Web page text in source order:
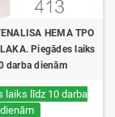
HEMA TPO
LAKA. Piegādes laiks
darba dienām
laiks līdz 10 darba
dienām